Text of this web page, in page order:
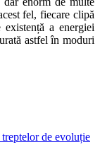
fel, fiecare clipă
a energiei
astfel în moduri
de evoluție